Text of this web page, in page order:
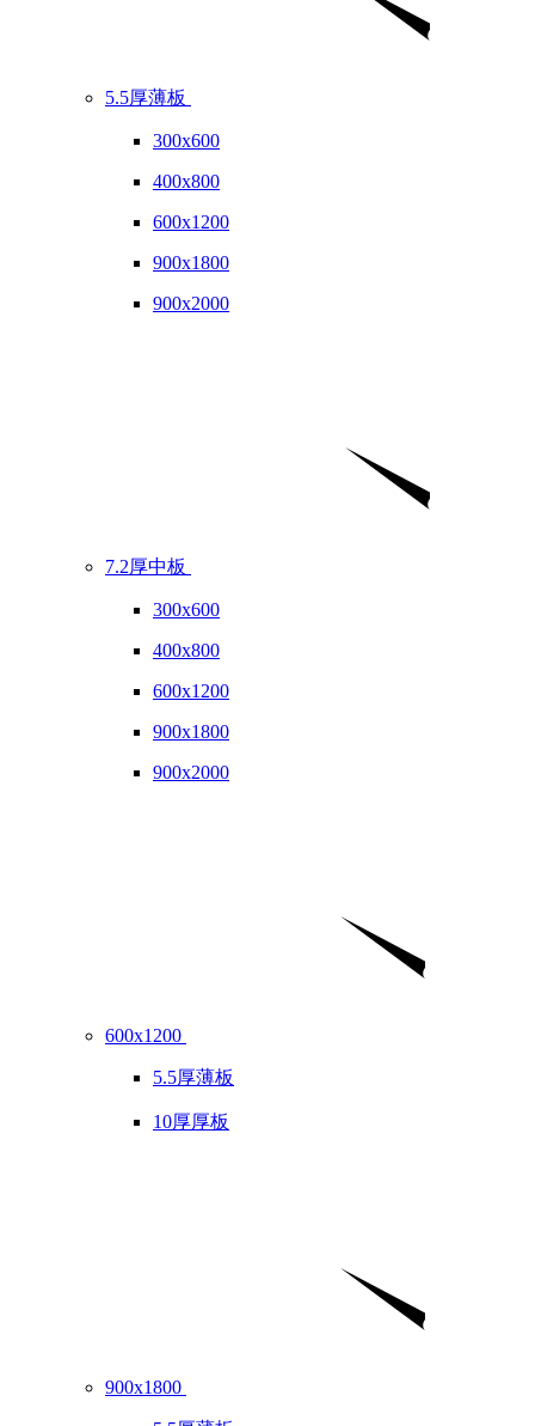
5.5厚薄板
300x600
400x800
600x1200
900x1800
900x2000
7.2厚中板
300x600
400x800
600x1200
900x1800
900x2000
600x1200
5.5厚薄板
10厚厚板
900x1800